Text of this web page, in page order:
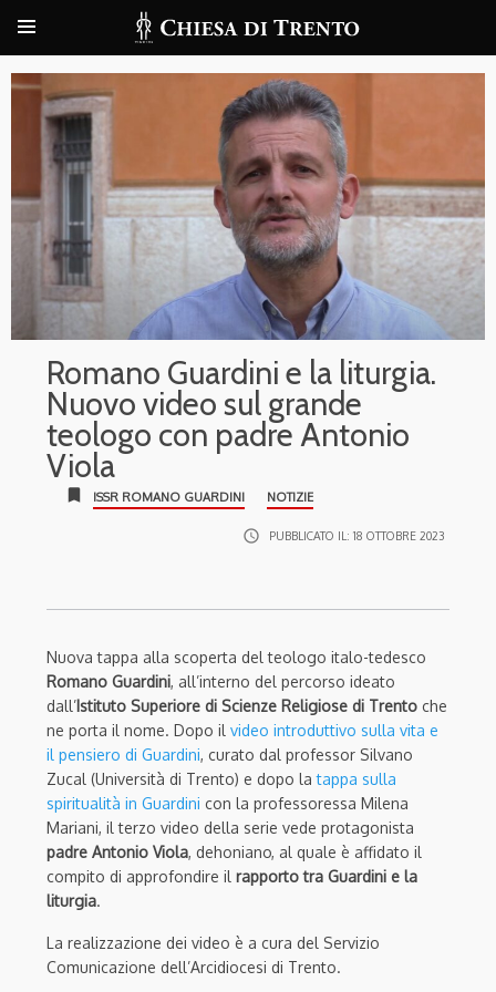
Romano Guardini e la liturgia.
Nuovo video sul grande
teologo con padre Antonio
Viola
bookmark ISSR ROMANO GUARDINI NOTIZIE
access_time PUBBLICATO IL: 18 OTTOBRE 2023
Nuova tappa alla scoperta del teologo italo-tedesco
Romano Guardini, all’interno del percorso ideato
dall’Istituto Superiore di Scienze Religiose di Trento che
ne porta il nome. Dopo il video introduttivo sulla vita e
il pensiero di Guardini, curato dal professor Silvano
Zucal (Università di Trento) e dopo latappa sulla
spiritualità in Guardini con la professoressa Milena
Mariani, il terzo video della serie vede protagonista
padre Antonio Viola, dehoniano, al quale è affidato il
compito di approfondire il rapporto tra Guardini e la
liturgia.
La realizzazione dei video è a cura del Servizio
Comunicazione dell’Arcidiocesi di Trento.